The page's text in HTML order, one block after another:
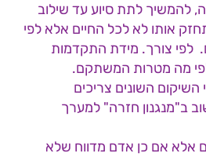
להמשיך לתת סיוע עד שילוב
אותו לא לכל החיים אלא לפי
לפי צורך. מידת התקדמות
לפי מה מטרות המשתקם.
השיקום השונים צריכים
ב"מנגנון חזרה" למערך
אלא אם כן אדם מדווח שלא